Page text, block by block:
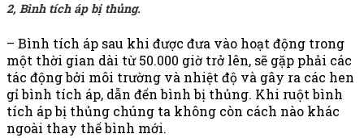
2, Bình tích áp bị thủng.
– Bình tích áp sau khi được đưa vào hoạt động trong
một thời gian dài từ 50.000 giờ trở lên, sẽ gặp phải các
tác động bởi môi trường và nhiệt độ và gây ra các hen
gỉ bình tích áp, dẫn đến bình bị thủng. Khi ruột bình
tích áp bị thủng chúng ta không còn cách nào khác
ngoài thay thế bình mới.